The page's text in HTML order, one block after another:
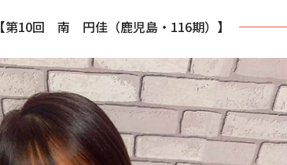
【第10回 南 円佳（鹿児島・116期）】